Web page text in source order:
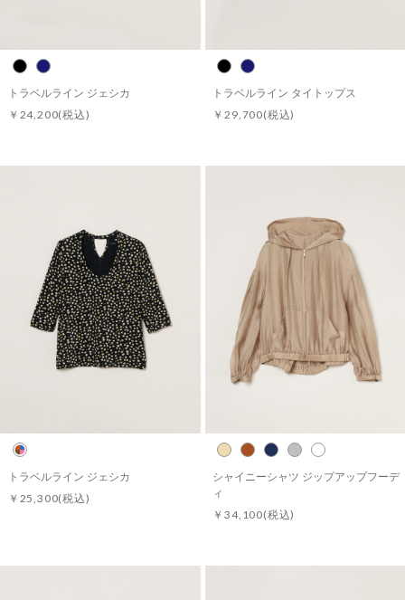
トラベルライン ジェシカ
￥24,200(税込)
トラベルライン タイトップス
￥29,700(税込)
トラベルライン ジェシカ
￥25,300(税込)
シャイニーシャツ ジップアップフーデ
ィ
￥34,100(税込)